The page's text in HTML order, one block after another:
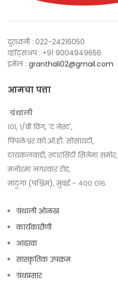
दुरध्वनी : 022-24216050
व्हॉट्सअप : +91 9004949656
इमेल : granthali02@gmail.com
आमचा पत्ता
ग्रंथाली
१०१, १/बी विंग, 'द नेस्ट',
पिंपळेश्वर को.ऑ.हौ. सोसायटी,
टायकलवाडी, स्टारसिटी सिनेमा समोर,
मनोरमा नगरकर रोड,
माटुंगा (पश्चिम), मुंबई - ४०० ०१६.
ग्रंथाली ओळख
कार्यकारीणी
आढावा
सांस्कृतिक उपक्रम
ग्रंथप्रसार